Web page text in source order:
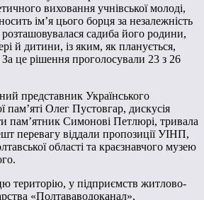
виховання учнівської молоді,
ім’я цього борця за незалежність
садиба його родини,
й дитини, із яким, як планується,
це рішення проголосували 23 з 26
представник Українського
пам’яті Олег Пустовгар, дискусія
пам’ятник Симонові Петлюрі, тривала
перевагу віддали пропозиції УІНП,
області та краєзнавчого музею
територію, у підприємств житлово-
«Полтававодоканал»,